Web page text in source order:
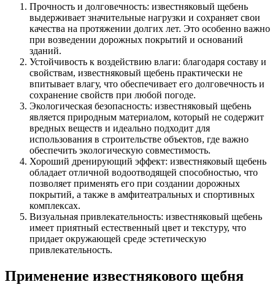
Прочность и долговечность: известняковый щебень
выдерживает значительные нагрузки и сохраняет свои
качества на протяжении долгих лет. Это особенно важно
при возведении дорожных покрытий и оснований
зданий.
Устойчивость к воздействию влаги: благодаря составу и
свойствам, известняковый щебень практически не
впитывает влагу, что обеспечивает его долговечность и
сохранение свойств при любой погоде.
Экологическая безопасность: известняковый щебень
является природным материалом, который не содержит
вредных веществ и идеально подходит для
использования в строительстве объектов, где важно
обеспечить экологическую совместимость.
Хороший дренирующий эффект: известняковый щебень
обладает отличной водоотводящей способностью, что
позволяет применять его при создании дорожных
покрытий, а также в амфитеатральных и спортивных
комплексах.
Визуальная привлекательность: известняковый щебень
имеет приятный естественный цвет и текстуру, что
придает окружающей среде эстетическую
привлекательность.
Применение известнякового щебня